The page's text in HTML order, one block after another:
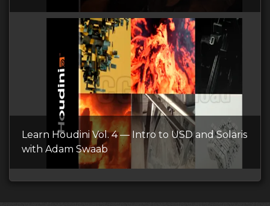
Learn Houdini Vol. 4 — Intro to USD and Solaris
with Adam Swaab